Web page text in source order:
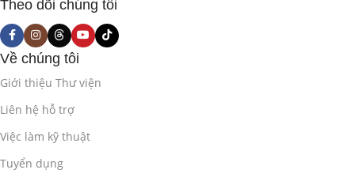
Theo dõi chúng tôi
Về chúng tôi
Giới thiệu Thư viện
Liên hệ hỗ trợ
Việc làm kỹ thuật
Tuyển dụng